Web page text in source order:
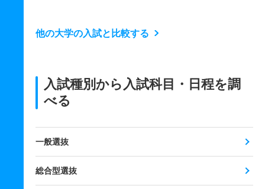
他の大学の入試と比較する
入試種別から入試科目・日程を調
べる
一般選抜
総合型選抜